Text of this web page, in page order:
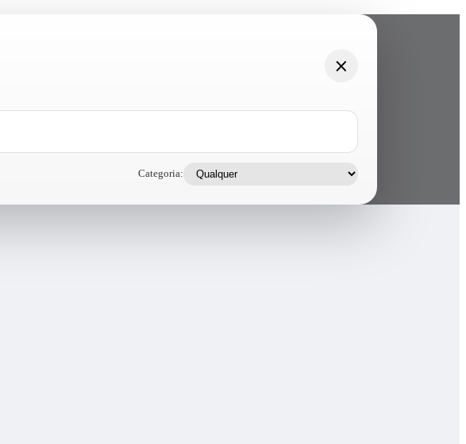
Categoria: